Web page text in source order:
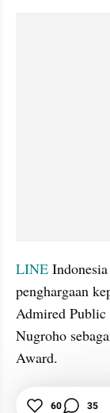
LINE
penghargaan
Admired Public
Nugroho
Award.
kumparan
60 35